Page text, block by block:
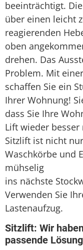
beeinträchtigt.
über einen leicht
reagierenden
oben
drehen. Das
Problem. Mit
schaffen Sie ein
Ihrer Wohnung!
dass Sie Ihre
Lift wieder
Sitzlift ist nicht
Waschkörbe und
mühselig
ins nächste
Verwenden Sie
Lastenaufzug.
Sitzlift: Wir
passende Lösung